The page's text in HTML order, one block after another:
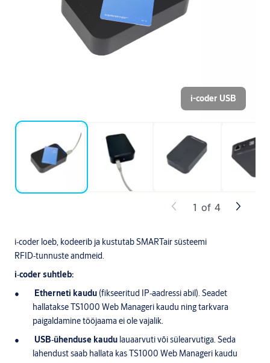
i‑coder loeb, kodeerib ja kustutab SMARTair süsteemi
RFID‑tunnuste andmeid.
i‑coder suhtleb:
Etherneti kaudu (fikseeritud IP‑aadressi abil). Seadet
hallatakse TS1000 Web Manageri kaudu ning tarkvara
paigaldamine tööjaama ei ole vajalik.
USB‑ühenduse kaudu lauaarvuti või sülearvutiga. Seda
lahendust saab hallata kas TS1000 Web Manageri kaudu
i-coder USB
1 of 4